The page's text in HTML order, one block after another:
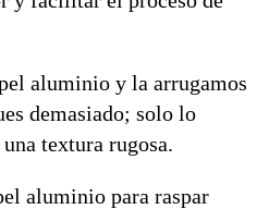
aluminio y la arrugamos
demasiado; solo lo
textura rugosa.
aluminio para raspar